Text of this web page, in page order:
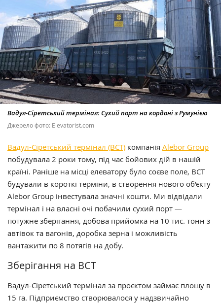
Вадул-Сіретський термінал: Сухий порт на кордоні з Румунією
Джерело фото: Elevatorist.com
Вадул-Сіретський термінал (ВСТ) компанія Alebor Group
побудувала 2 роки тому, під час бойових дій в нашій
країні. Раніше на місці елеватору було соєве поле, ВСТ
будували в короткі терміни, в створення нового об'єкту
Alebor Group інвестувала значні кошти. Ми відвідали
термінал і на власні очі побачили сухий порт —
потужне зберігання, добова прийомка на 10 тис. тонн з
автівок та вагонів, доробка зерна і можливість
вантажити по 8 потягів на добу.
Зберігання на ВСТ
Вадул-Сіретський термінал за проєктом займає площу в
15 га. Підприємство створювалося у надзвичайно